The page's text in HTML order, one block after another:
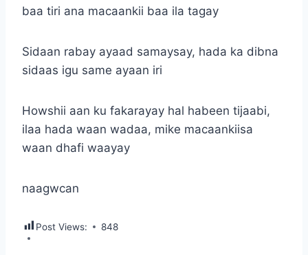
baa tiri ana macaankii baa ila tagay
Sidaan rabay ayaad samaysay, hada ka dibna
sidaas igu same ayaan iri
Howshii aan ku fakarayay hal habeen tijaabi,
ilaa hada waan wadaa, mike macaankiisa
waan dhafi waayay
naagwcan
Post Views: 848